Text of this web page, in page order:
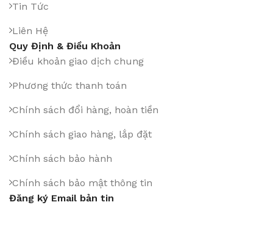
Tin Tức
Liên Hệ
Quy Định & Điều Khoản
Điều khoản giao dịch chung
Phương thức thanh toán
Chính sách đổi hàng, hoàn tiền
Chính sách giao hàng, lắp đặt
Chính sách bảo hành
Chính sách bảo mật thông tin
Đăng ký Email bản tin